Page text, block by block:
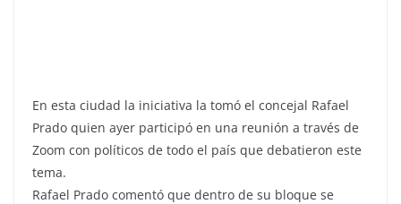
En esta ciudad la iniciativa la tomó el concejal Rafael
Prado quien ayer participó en una reunión a través de
Zoom con políticos de todo el país que debatieron este
tema.
Rafael Prado comentó que dentro de su bloque se